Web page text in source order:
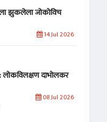
झुकलेला जोकोविच
14 Jul 2026
लोकविलक्षण दाभोलकर
08 Jul 2026